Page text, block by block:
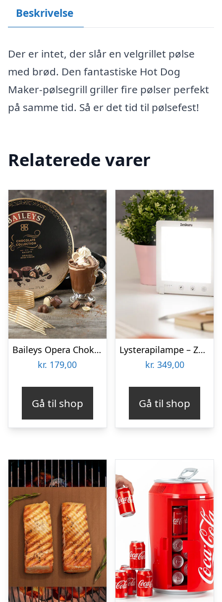
Beskrivelse
Der er intet, der slår en velgrillet pølse
med brød. Den fantastiske Hot Dog
Maker-pølsegrill griller fire pølser perfekt
på samme tid. Så er det tid til pølsefest!
Relaterede varer
Baileys Opera Chokoladeæske
kr. 179,00
Gå til shop
Lysterapilampe – Zenkuru
kr. 349,00
Gå til shop